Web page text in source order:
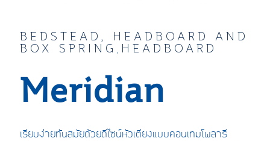
BEDSTEAD, HEADBOARD AND
BOX SPRING
HEADBOARD
Meridian
เรียบง่ายทันสมัยด้วยดีไซน์หัวเตียงแบบคอนเทมโพลารี